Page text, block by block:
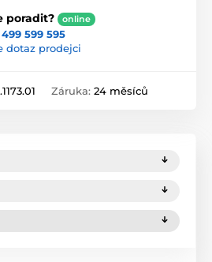
poradit? online
499 599 595
dotaz prodejci
Záruka: 24 měsíců